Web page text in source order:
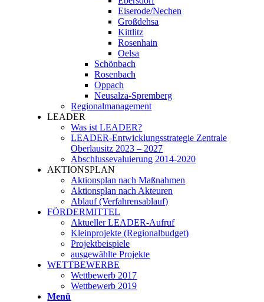
Eiserode/Nechen
Großdehsa
Kittlitz
Rosenhain
Oelsa
Schönbach
Rosenbach
Oppach
Neusalza-Spremberg
Regionalmanagement
LEADER
Was ist LEADER?
LEADER-Entwicklungsstrategie Zentrale
Oberlausitz 2023 – 2027
Abschlussevaluierung 2014-2020
AKTIONSPLAN
Aktionsplan nach Maßnahmen
Aktionsplan nach Akteuren
Ablauf (Verfahrensablauf)
FÖRDERMITTEL
Aktueller LEADER-Aufruf
Kleinprojekte (Regionalbudget)
Projektbeispiele
ausgewählte Projekte
WETTBEWERBE
Wettbewerb 2017
Wettbewerb 2019
Menü